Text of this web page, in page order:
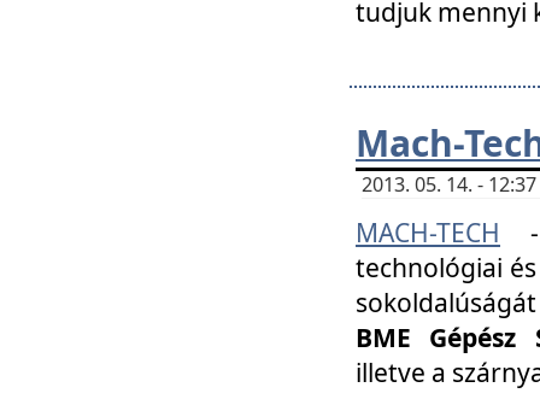
tudjuk mennyi
Mach-
2013. 05. 14. -
MACH-TECH
technológiai
BME
illetve a